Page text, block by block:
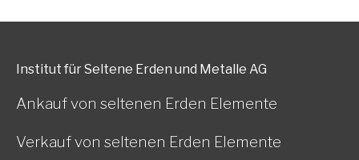
Institut für Seltene Erden und Metalle AG
Ankauf von seltenen Erden Elemente
Verkauf von seltenen Erden Elemente